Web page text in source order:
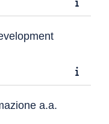
a.a.